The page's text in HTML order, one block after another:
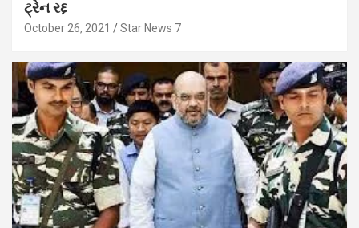
ટ્રેન રદ્દ
October 26, 2021 Star News 7